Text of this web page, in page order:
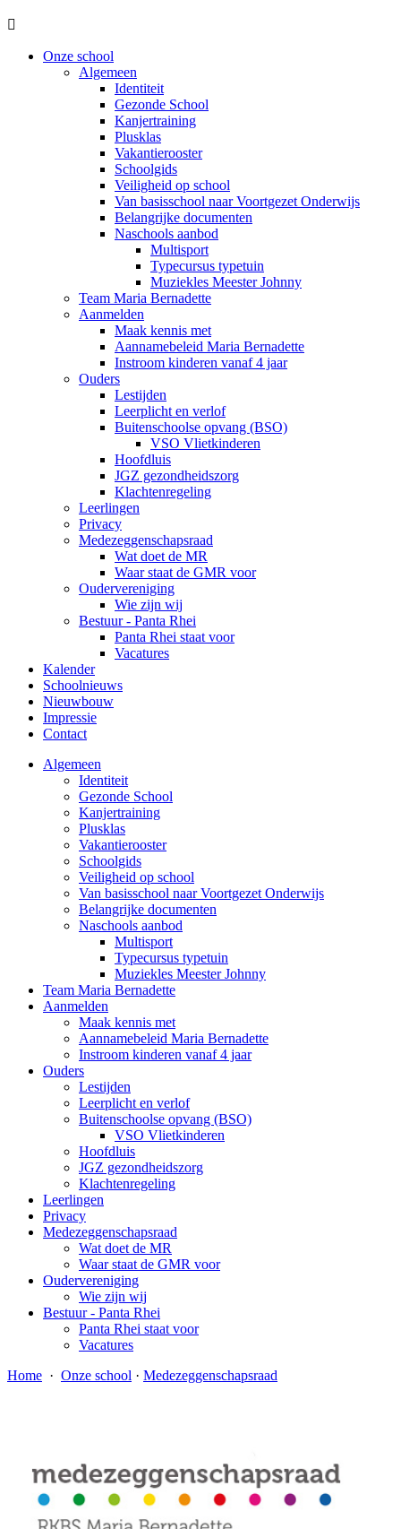

Onze school
Algemeen
Identiteit
Gezonde School
Kanjertraining
Plusklas
Vakantierooster
Schoolgids
Veiligheid op school
Van basisschool naar Voortgezet Onderwijs
Belangrijke documenten
Naschools aanbod
Multisport
Typecursus typetuin
Muziekles Meester Johnny
Team Maria Bernadette
Aanmelden
Maak kennis met
Aannamebeleid Maria Bernadette
Instroom kinderen vanaf 4 jaar
Ouders
Lestijden
Leerplicht en verlof
Buitenschoolse opvang (BSO)
VSO Vlietkinderen
Hoofdluis
JGZ gezondheidszorg
Klachtenregeling
Leerlingen
Privacy
Medezeggenschapsraad
Wat doet de MR
Waar staat de GMR voor
Oudervereniging
Wie zijn wij
Bestuur - Panta Rhei
Panta Rhei staat voor
Vacatures
Kalender
Schoolnieuws
Nieuwbouw
Impressie
Contact
Algemeen
Identiteit
Gezonde School
Kanjertraining
Plusklas
Vakantierooster
Schoolgids
Veiligheid op school
Van basisschool naar Voortgezet Onderwijs
Belangrijke documenten
Naschools aanbod
Multisport
Typecursus typetuin
Muziekles Meester Johnny
Team Maria Bernadette
Aanmelden
Maak kennis met
Aannamebeleid Maria Bernadette
Instroom kinderen vanaf 4 jaar
Ouders
Lestijden
Leerplicht en verlof
Buitenschoolse opvang (BSO)
VSO Vlietkinderen
Hoofdluis
JGZ gezondheidszorg
Klachtenregeling
Leerlingen
Privacy
Medezeggenschapsraad
Wat doet de MR
Waar staat de GMR voor
Oudervereniging
Wie zijn wij
Bestuur - Panta Rhei
Panta Rhei staat voor
Vacatures
Home · Onze school · Medezeggenschapsraad